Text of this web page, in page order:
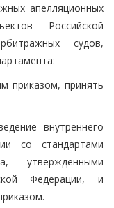
апелляционных
Российской
судов,
приказом, принять
внутреннего
со стандартами
утвержденными
Федерации, и